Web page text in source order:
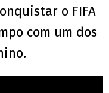
o FIFA
com um dos